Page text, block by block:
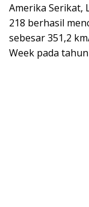
Amerika Serikat,
218 berhasil
sebesar 351,2
Week pada tahun